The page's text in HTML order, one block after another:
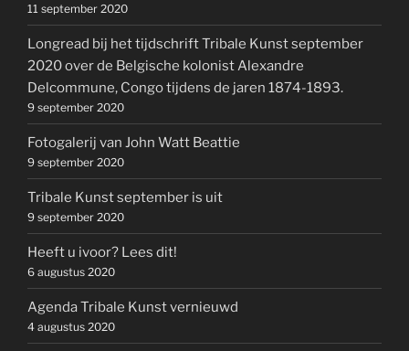
11 september 2020
Longread bij het tijdschrift Tribale Kunst september
2020 over de Belgische kolonist Alexandre
Delcommune, Congo tijdens de jaren 1874-1893.
9 september 2020
Fotogalerij van John Watt Beattie
9 september 2020
Tribale Kunst september is uit
9 september 2020
Heeft u ivoor? Lees dit!
6 augustus 2020
Agenda Tribale Kunst vernieuwd
4 augustus 2020